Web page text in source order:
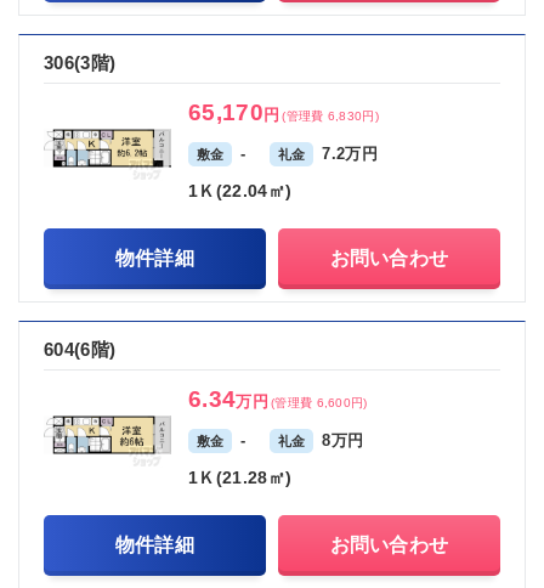
306(3階)
65,170 円 (管理費 6,830円)
敷金 - 礼金 7.2万円
1Ｋ(22.04㎡)
物件詳細 お問い合わせ
604(6階)
6.34万円 (管理費 6,600円)
敷金 - 礼金 8万円
1Ｋ(21.28㎡)
物件詳細 お問い合わせ